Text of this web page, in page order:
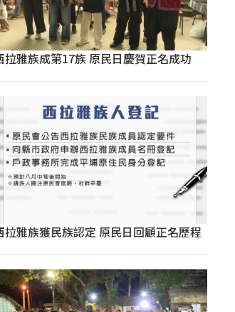
拉雅族成第17族 原民日慶賀正名成功
拉雅族獲民族認定 原民日回顧正名歷程